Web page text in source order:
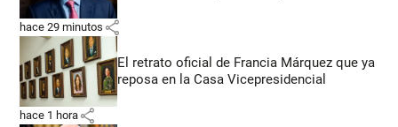
hace 29 minutos share
El retrato oficial de Francia Márquez que ya
reposa en la Casa Vicepresidencial
hace 1 hora share